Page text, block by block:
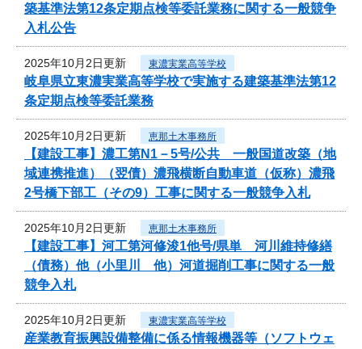
築基準法第12条定期点検等委託業務に関する一般競争
入札公告
2025年10月2日更新 東濃実業高等学校
岐阜県立東濃実業高等学校で実施する建築基準法第12
条定期点検等委託業務
2025年10月2日更新 恵那土木事務所
【建設工事】濃工第N1－5号/公共 一般国道改築（地
域連携推進）（翌債）濃飛横断自動車道（仮称）濃飛
2号橋下部工（その9）工事に関する一般競争入札
2025年10月2日更新 恵那土木事務所
【建設工事】河工第河修浚1他号/県単 河川維持修繕
（債務）他（小里川 他）河道掘削工事に関する一般
競争入札
2025年10月2日更新 東濃実業高等学校
産業教育振興設備整備に係る情報機器等（ソフトウェ